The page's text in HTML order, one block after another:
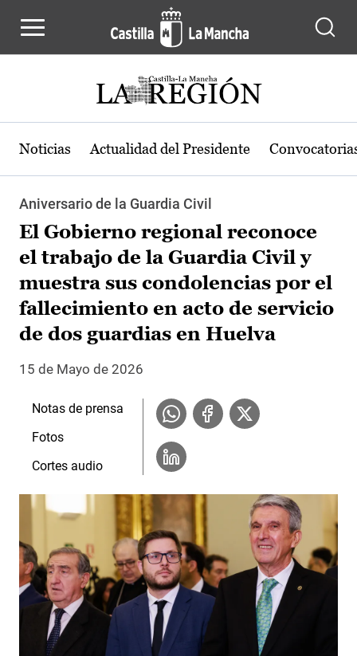
Noticias Actualidad del Presidente
Aniversario de la Guardia Civil
El Gobierno regional reconoce
el trabajo de la Guardia Civil y
muestra sus condolencias por el
fallecimiento en acto de servicio
de dos guardias en Huelva
15 de Mayo de 2026
Notas de prensa
Fotos
Cortes audio